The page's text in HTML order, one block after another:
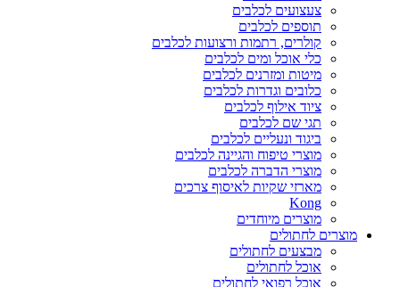
צעצועים לכלבים
תוספים לכלבים
קולרים, רתמות ורצועות לכלבים
כלי אוכל ומים לכלבים
מיטות ומזרנים לכלבים
כלובים וגדרות לכלבים
ציוד אילוף לכלבים
תגי שם לכלבים
ביגוד ונעליים לכלבים
מוצרי טיפוח והגיינה לכלבים
מוצרי הדברה לכלבים
מארזי שקיות לאיסוף צרכים
Kong
מוצרים מיוחדים
מוצרים לחתולים
מבצעים לחתולים
אוכל לחתולים
אוכל רפואי לחתולים